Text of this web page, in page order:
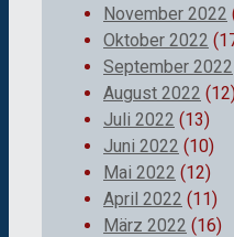
November 2022
Oktober 2022
September 2022
August 2022
Juli 2022 (13)
Juni 2022 (10)
Mai 2022 (12)
April 2022 (11)
März 2022 (16)